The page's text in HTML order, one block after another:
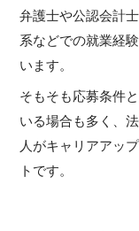
弁護士や公認会計
系などでの就業経
います。
そもそも応募条件
いる場合も多く、
人がキャリアアッ
トです。